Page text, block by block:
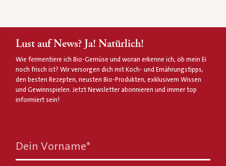
Lust auf News? Ja! Natürlich!
Wie fermentiere ich Bio-Gemüse und woran erkenne ich, ob mein Ei
noch frisch ist? Wir versorgen dich mit Koch- und Ernährungstipps,
den besten Rezepten, neusten Bio-Produkten, exklusivem Wissen
und Gewinnspielen. Jetzt Newsletter abonnieren und immer top
informiert sein!
Dein Vorname*